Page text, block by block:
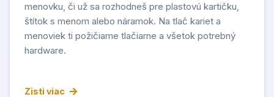
menovku, či už sa rozhodneš pre plastovú kartičku,
štítok s menom alebo náramok. Na tlač kariet a
menoviek ti požičiame tlačiarne a všetok potrebný
hardware.
Zisti viac